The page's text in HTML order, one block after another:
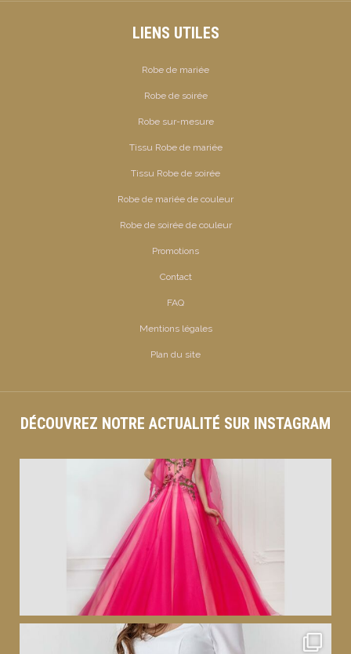
LIENS UTILES
Robe de mariée
Robe de soirée
Robe sur-mesure
Tissu Robe de mariée
Tissu Robe de soirée
Robe de mariée de couleur
Robe de soirée de couleur
Promotions
Contact
FAQ
Mentions légales
Plan du site
DÉCOUVREZ NOTRE ACTUALITÉ SUR INSTAGRAM